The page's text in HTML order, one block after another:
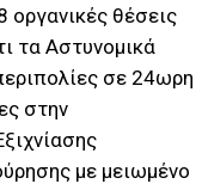
οργανικές θέσεις
τα Αστυνομικά
σε 24ωρη
στην
με μειωμένο